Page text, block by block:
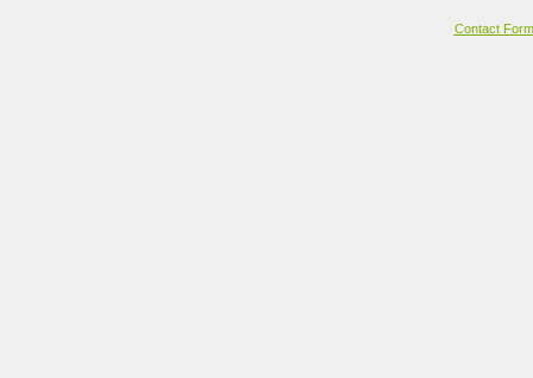
Contact Form